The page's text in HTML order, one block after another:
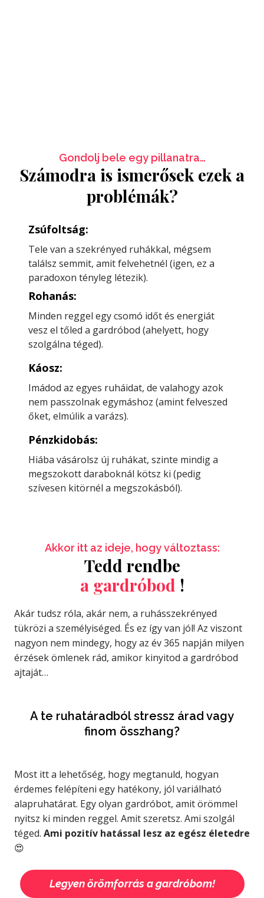
Gondolj bele egy pillanatra…
Számodra is ismerősek ezek a
problémák?
Zsúfoltság:
Tele van a szekrényed ruhákkal, mégsem
találsz semmit, amit felvehetnél (igen, ez a
paradoxon tényleg létezik).
Rohanás:
Minden reggel egy csomó időt és energiát
vesz el tőled a gardróbod (ahelyett, hogy
szolgálna téged).
Káosz:
Imádod az egyes ruháidat, de valahogy azok
nem passzolnak egymáshoz (amint felveszed
őket, elmúlik a varázs).
Pénzkidobás:
Hiába vásárolsz új ruhákat, szinte mindig a
megszokott daraboknál kötsz ki (pedig
szívesen kitörnél a megszokásból).
Akkor itt az ideje, hogy változtass:
Tedd rendbe
a gardróbod !
Akár tudsz róla, akár nem, a ruhásszekrényed
tükrözi a személyiséged. És ez így van jól! Az viszont
nagyon nem mindegy, hogy az év 365 napján milyen
érzések ömlenek rád, amikor kinyitod a gardróbod
ajtaját…
A te ruhatáradból stressz árad vagy
finom összhang?
Most itt a lehetőség, hogy megtanuld, hogyan
érdemes felépíteni egy hatékony, jól variálható
alapruhatárat. Egy olyan gardróbot, amit örömmel
nyitsz ki minden reggel. Amit szeretsz. Ami szolgál
téged. Ami pozitív hatással lesz az egész életedre
😍
Legyen örömforrás a gardróbom!